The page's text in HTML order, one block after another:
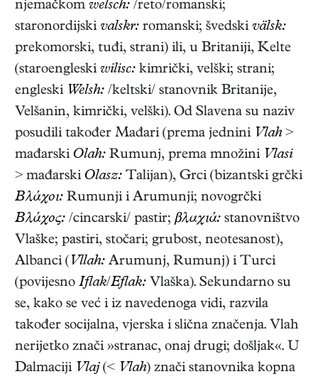
njemačkom welsch: /reto/romanski;
staronordijski valskr: romanski; švedski välsk:
prekomorski, tuđi, strani) ili, u Britaniji, Kelte
(staroengleski wilisc: kimrički, velški; strani;
engleski Welsh: /keltski/ stanovnik Britanije,
Velšanin, kimrički, velški). Od Slavena su naziv
posudili također Mađari (prema jednini Vlah>
mađarski Olah: Rumunj, prema množini Vlasi
> mađarski Olasz: Talijan), Grci (bizantski grčki
Βλάχοι: Rumunji i Arumunji; novogrčki
Βλάχος: /cincarski/ pastir;βλαχιά: stanovništvo
Vlaške; pastiri, stočari; grubost, neotesanost),
Albanci ( Vllah: Arumunj, Rumunj) i Turci
(povijesno Iflak/Eflak: Vlaška). Sekundarno su
se, kako se već i iz navedenoga vidi, razvila
također socijalna, vjerska i slična značenja. Vlah
nerijetko znači »stranac, onaj drugi; došljak«. U
Dalmaciji Vlaj (< Vlah) znači stanovnika kopna